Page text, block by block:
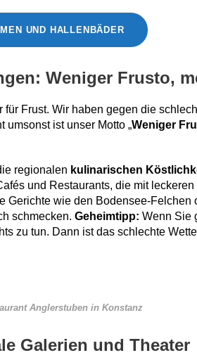
UND HALLENBÄDER
Weniger Frusto,
Frust. Wir haben gegen die
umsonst ist unser Motto „Weniger
regionalen kulinarischen
und Restaurants, die mit leckeren
Gerichte wie den Bodensee-Felchen
schmecken. Geheimtipp: Wenn Sie
zu tun. Dann ist das schlechte
Anglerstuben in Konstanz
Galerien und Theater